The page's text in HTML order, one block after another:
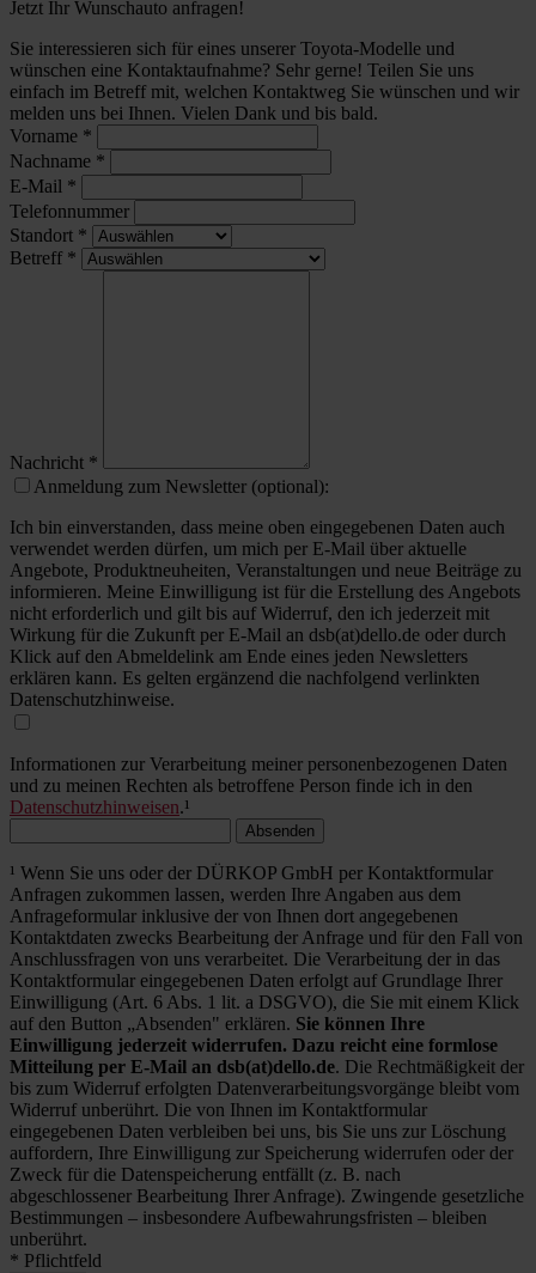
Jetzt Ihr Wunschauto anfragen!
Sie interessieren sich für eines unserer Toyota-Modelle und
wünschen eine Kontaktaufnahme? Sehr gerne! Teilen Sie uns
einfach im Betreff mit, welchen Kontaktweg Sie wünschen und wir
melden uns bei Ihnen. Vielen Dank und bis bald.
Vorname *
Nachname *
E-Mail *
Telefonnummer
Standort *
Betreff *
Nachricht *
Anmeldung zum Newsletter (optional):
Ich bin einverstanden, dass meine oben eingegebenen Daten auch
verwendet werden dürfen, um mich per E-Mail über aktuelle
Angebote, Produktneuheiten, Veranstaltungen und neue Beiträge zu
informieren. Meine Einwilligung ist für die Erstellung des Angebots
nicht erforderlich und gilt bis auf Widerruf, den ich jederzeit mit
Wirkung für die Zukunft per E-Mail an dsb(at)dello.de oder durch
Klick auf den Abmeldelink am Ende eines jeden Newsletters
erklären kann. Es gelten ergänzend die nachfolgend verlinkten
Datenschutzhinweise.
Informationen zur Verarbeitung meiner personenbezogenen Daten
und zu meinen Rechten als betroffene Person finde ich in den
Datenschutzhinweisen.¹
Absenden
¹ Wenn Sie uns oder der DÜRKOP GmbH per Kontaktformular
Anfragen zukommen lassen, werden Ihre Angaben aus dem
Anfrageformular inklusive der von Ihnen dort angegebenen
Kontaktdaten zwecks Bearbeitung der Anfrage und für den Fall von
Anschlussfragen von uns verarbeitet. Die Verarbeitung der in das
Kontaktformular eingegebenen Daten erfolgt auf Grundlage Ihrer
Einwilligung (Art. 6 Abs. 1 lit. a DSGVO), die Sie mit einem Klick
auf den Button „Absenden" erklären. Sie können Ihre
Einwilligung jederzeit widerrufen. Dazu reicht eine formlose
Mitteilung per E-Mail an dsb(at)dello.de. Die Rechtmäßigkeit der
bis zum Widerruf erfolgten Datenverarbeitungsvorgänge bleibt vom
Widerruf unberührt. Die von Ihnen im Kontaktformular
eingegebenen Daten verbleiben bei uns, bis Sie uns zur Löschung
auffordern, Ihre Einwilligung zur Speicherung widerrufen oder der
Zweck für die Datenspeicherung entfällt (z. B. nach
abgeschlossener Bearbeitung Ihrer Anfrage). Zwingende gesetzliche
Bestimmungen – insbesondere Aufbewahrungsfristen – bleiben
unberührt.
* Pflichtfeld